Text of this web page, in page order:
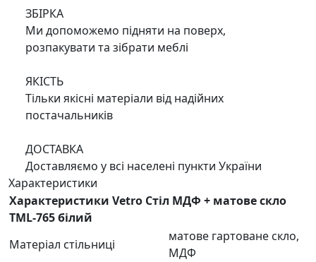
ЗБІРКА
Ми допоможемо підняти на поверх,
розпакувати та зібрати меблі
ЯКІСТЬ
Тільки якісні матеріали від надійних
постачальників
ДОСТАВКА
Доставляємо у всі населені пункти України
Характеристики
Характеристики Vetro Стіл МДФ + матове скло
TML-765 білий
Матеріал стільниці
матове гартоване скло,
МДФ